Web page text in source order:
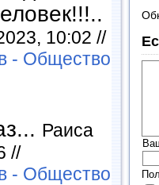
10:02 //
- Общество
Раиса
//
- Общество